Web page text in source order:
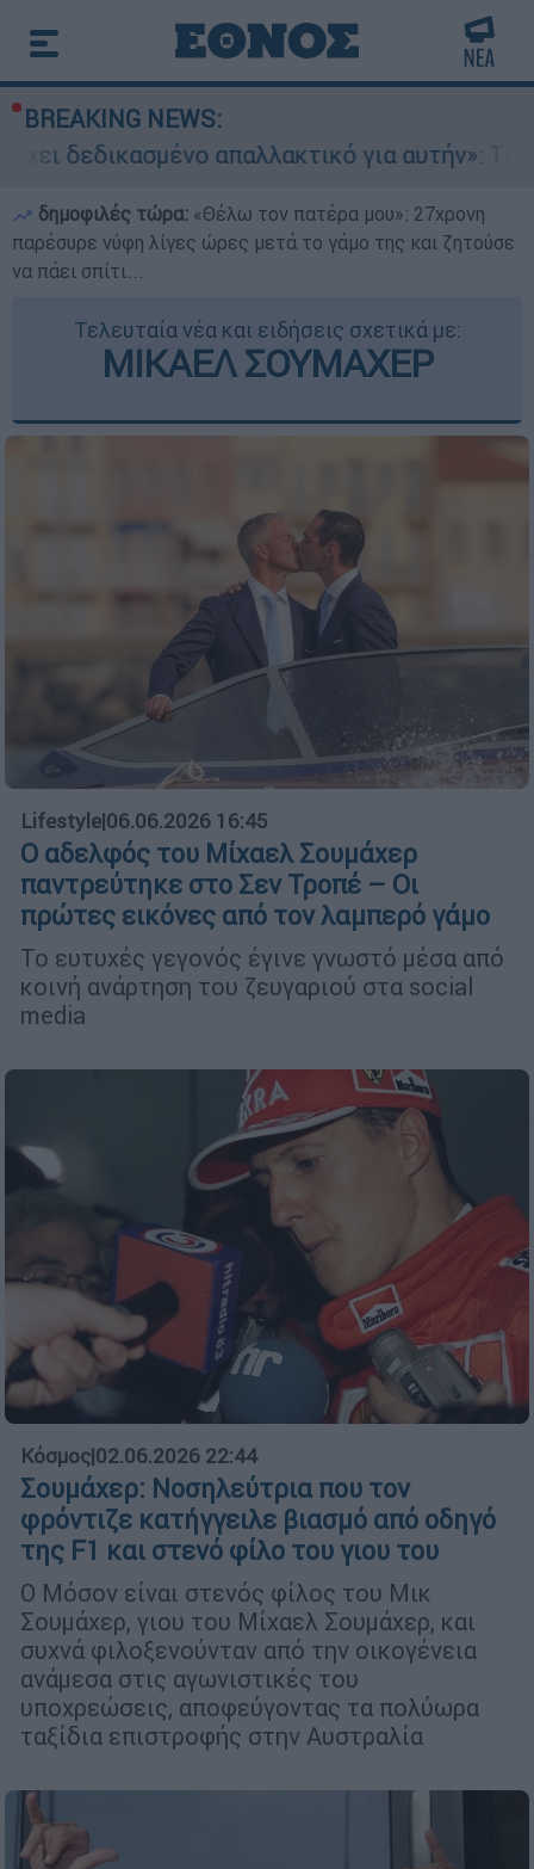
BREAKING NEWS:
απαλλακτικό για αυτήν»: Τι δηλώνει
δημοφιλές τώρα: «Θέλω τον πατέρα μου»: 27χρονη
παρέσυρε νύφη λίγες ώρες μετά το γάμο της και ζητούσε
να πάει σπίτι...
Τελευταία νέα και ειδήσεις σχετικά με:
ΜΙΚΑΕΛ ΣΟΥΜΑΧΕΡ
Lifestyle|06.06.2026 16:45
Ο αδελφός του Μίχαελ Σουμάχερ
παντρεύτηκε στο Σεν Τροπέ – Οι
πρώτες εικόνες από τον λαμπερό γάμο
Το ευτυχές γεγονός έγινε γνωστό μέσα από
κοινή ανάρτηση του ζευγαριού στα social
media
Κόσμος|02.06.2026 22:44
Σουμάχερ: Νοσηλεύτρια που τον
φρόντιζε κατήγγειλε βιασμό από οδηγό
της F1 και στενό φίλο του γιου του
Ο Μόσον είναι στενός φίλος του Μικ
Σουμάχερ, γιου του Μίχαελ Σουμάχερ, και
συχνά φιλοξενούνταν από την οικογένεια
ανάμεσα στις αγωνιστικές του
υποχρεώσεις, αποφεύγοντας τα πολύωρα
ταξίδια επιστροφής στην Αυστραλία